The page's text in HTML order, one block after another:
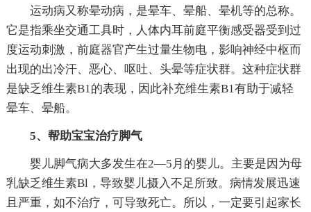
运动病又称晕动病，是晕车、晕船、晕机等的总称。
它是指乘坐交通工具时，人体内耳前庭平衡感受器受到过
度运动刺激，前庭器官产生过量生物电，影响神经中枢而
出现的出冷汗、恶心、呕吐、头晕等症状群。这种症状群
是缺乏维生素B1的表现，因此补充维生素B1有助于减轻
晕车、晕船。
5、帮助宝宝治疗脚气
婴儿脚气病大多发生在2—5月的婴儿。主要是因为母
乳缺乏维生素Bl，导致婴儿摄入不足所致。病情发展迅速
且严重，如不治疗，可导致死亡。所以，一定要引起家长